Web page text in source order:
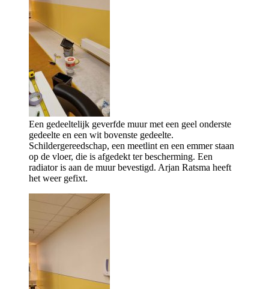
Een gedeeltelijk geverfde muur met een geel onderste
gedeelte en een wit bovenste gedeelte.
Schildergereedschap, een meetlint en een emmer staan
op de vloer, die is afgedekt ter bescherming. Een
radiator is aan de muur bevestigd. Arjan Ratsma heeft
het weer gefixt.